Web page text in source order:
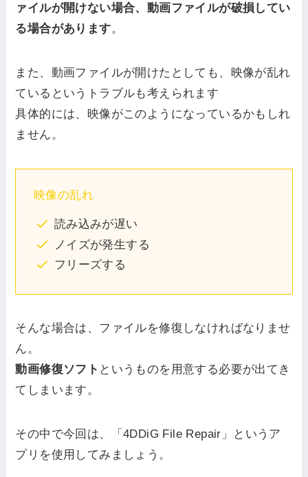
ァイルが開けない場合、動画ファイルが破損してい
る場合があります。
また、動画ファイルが開けたとしても、映像が乱れ
ているというトラブルも考えられます
具体的には、映像がこのようになっているかもしれ
ません。
映像の乱れ
読み込みが遅い
ノイズが発生する
フリーズする
そんな場合は、ファイルを修復しなければなりませ
ん。
動画修復ソフト というものを用意する必要が出てき
てしまいます。
その中で今回は、「4DDiG File Repair」というア
プリを使用してみましょう。